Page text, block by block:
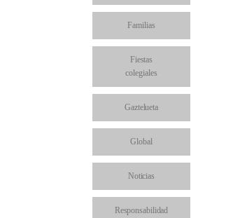
Familias
Fiestas
colegiales
Gaztelueta
Global
Noticias
Responsabilidad